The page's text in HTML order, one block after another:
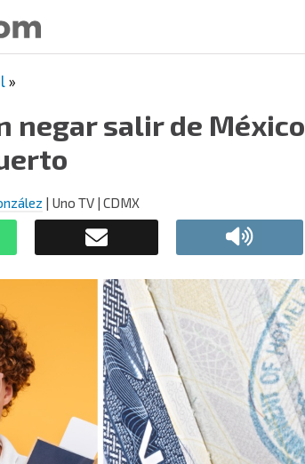
»
negar salir de México
| Uno TV | CDMX